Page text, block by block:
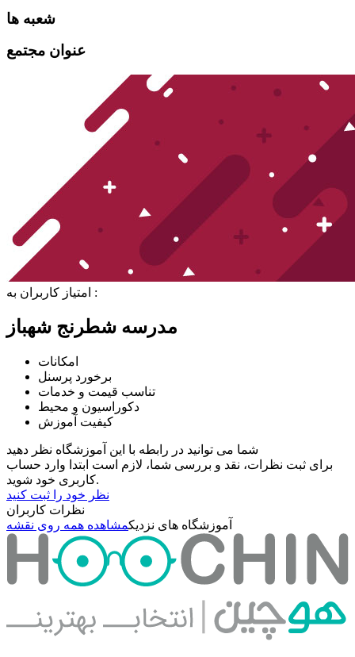
شعبه ها
عنوان مجتمع
امتیاز کاربران به :
مدرسه شطرنج شهباز
امکانات
برخورد پرسنل
تناسب قیمت و خدمات
دکوراسیون و محیط
کیفیت آموزش
شما می توانید در رابطه با این آموزشگاه نظر دهید
برای ثبت نظرات، نقد و بررسی شما، لازم است ابتدا وارد حساب
کاربری خود شوید.
نظر خود را ثبت کنید
نظرات کاربران
آموزشگاه های نزدیکمشاهده همه روی نقشه